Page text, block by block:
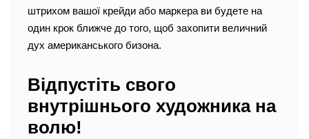
штрихом вашої крейди або маркера ви будете на
один крок ближче до того, щоб захопити величний
дух американського бизона.
Відпустіть свого
внутрішнього художника на
волю!